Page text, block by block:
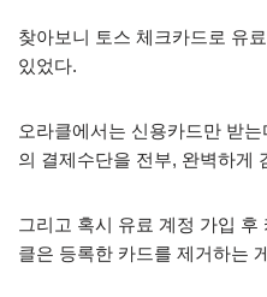
찾아보니 토스 체크카드로 유
있었다.
오라클에서는 신용카드만 받
의 결제수단을 전부, 완벽하게
그리고 혹시 유료 계정 가입
클은 등록한 카드를 제거하는